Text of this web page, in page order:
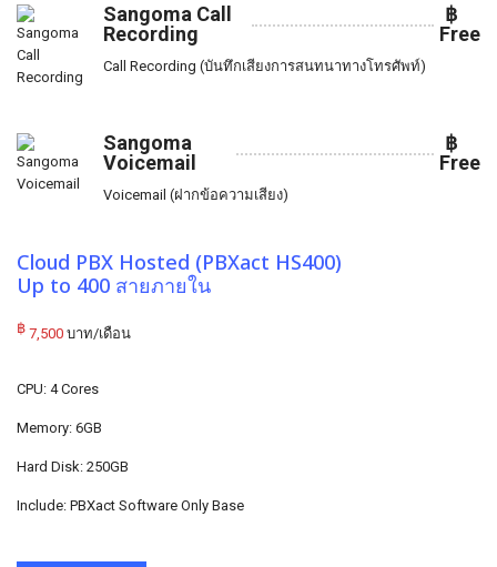
Sangoma Call
Recording
฿
Free
Call Recording (บันทึกเสียงการสนทนาทางโทรศัพท์)
Sangoma
Voicemail
฿
Free
Voicemail (ฝากข้อความเสียง)
Cloud PBX Hosted (PBXact HS400)
Up to 400 สายภายใน
฿ 7,500 บาท/เดือน
CPU: 4 Cores
Memory: 6GB
Hard Disk: 250GB
Include: PBXact Software Only Base